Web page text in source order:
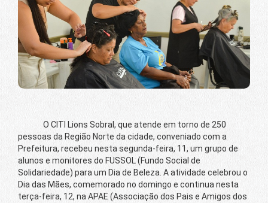
O CITI Lions Sobral, que atende em torno de 250
pessoas da Região Norte da cidade, conveniado com a
Prefeitura, recebeu nesta segunda-feira, 11, um grupo de
alunos e monitores do FUSSOL (Fundo Social de
Solidariedade) para um Dia de Beleza. A atividade celebrou o
Dia das Mães, comemorado no domingo e continua nesta
terça-feira, 12, na APAE (Associação dos Pais e Amigos dos